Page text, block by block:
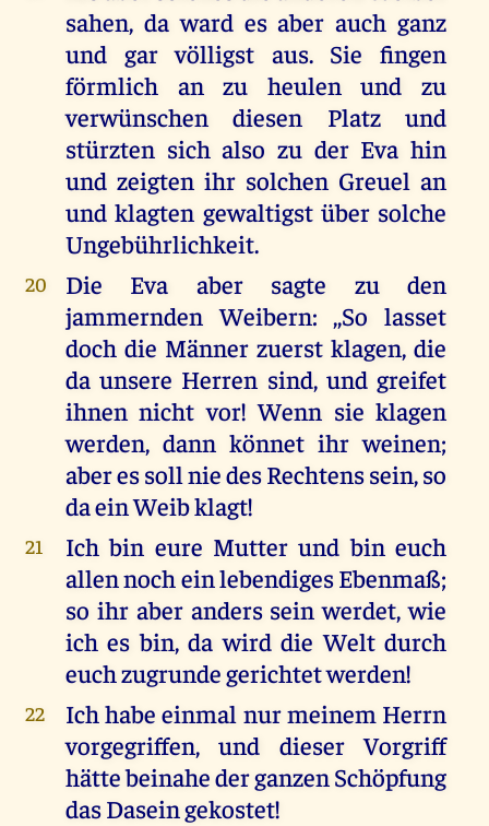
sahen, da ward es aber auch ganz
und gar völligst aus. Sie fingen
förmlich an zu heulen und zu
verwünschen diesen Platz und
stürzten sich also zu der Eva hin
und zeigten ihr solchen Greuel an
und klagten gewaltigst über solche
Ungebührlichkeit.
20
Die Eva aber sagte zu den
jammernden Weibern: ,,So lasset
doch die Männer zuerst klagen, die
da unsere Herren sind, und greifet
ihnen nicht vor! Wenn sie klagen
werden, dann könnet ihr weinen;
aber es soll nie des Rechtens sein, so
da ein Weib klagt!
21
Ich bin eure Mutter und bin euch
allen noch ein lebendiges Ebenmaß;
so ihr aber anders sein werdet, wie
ich es bin, da wird die Welt durch
euch zugrunde gerichtet werden!
22
Ich habe einmal nur meinem Herrn
vorgegriffen, und dieser Vorgriff
hätte beinahe der ganzen Schöpfung
das Dasein gekostet!